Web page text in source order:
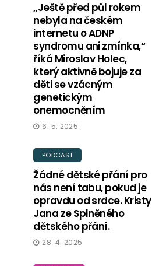
„Ještě před půl rokem
nebyla na českém
internetu o ADNP
syndromu ani zmínka,“
říká Miroslav Holec,
který aktivně bojuje za
děti se vzácným
genetickým
onemocněním
6. 5. 2025
PODCAST
Žádné dětské přání pro
nás není tabu, pokud je
opravdu od srdce. Kristy
Jana ze Splněného
dětského přání.
28. 4. 2025